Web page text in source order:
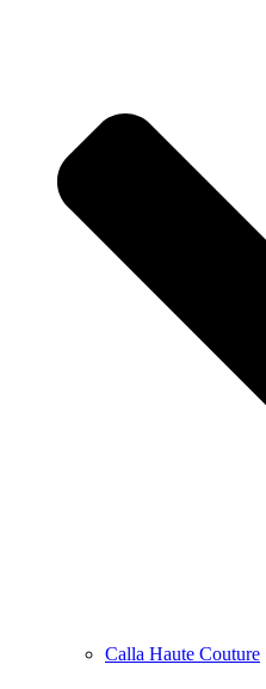
Calla Haute Couture